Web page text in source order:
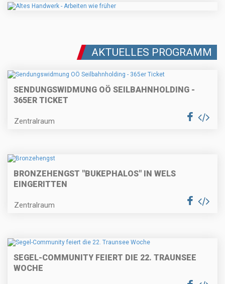
AKTUELLES PROGRAMM
SENDUNGSWIDMUNG OÖ SEILBAHNHOLDING -
365ER TICKET
Zentralraum
BRONZEHENGST "BUKEPHALOS" IN WELS
EINGERITTEN
Zentralraum
SEGEL-COMMUNITY FEIERT DIE 22. TRAUNSEE
WOCHE